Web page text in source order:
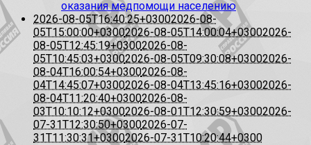
оказания медпомощи населению
2026-08-05T16:40:25+03002026-08-
05T15:00:00+03002026-08-05T14:00:04+03002026-
08-05T12:45:19+03002026-08-
05T10:45:03+03002026-08-05T09:30:08+03002026-
08-04T16:00:54+03002026-08-
04T14:45:07+03002026-08-04T13:45:16+03002026-
08-04T11:20:40+03002026-08-
03T10:10:12+03002026-08-01T12:30:59+03002026-
07-31T12:30:50+03002026-07-
31T11:30:31+03002026-07-31T10:20:44+0300